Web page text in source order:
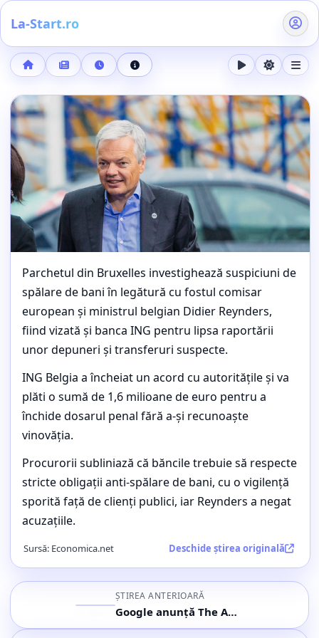
La-Start.ro
Acasă Buletin de știri5 mai 2026, ora 22:27
Detalii știre
Google anunță The Android Show | I/O Edition pentru 12
JUSTIȚIE
Sucursala belgiană ING plătește 1,6
milioane euro pentru ancheta
privind spălarea banilor a fostului
comisar european Didier Reynders
Buletin de știri, cele mai importante subiecte ale orei (5
mai 2026, ora 22:27)
Parchetul din Bruxelles investighează suspiciuni de
spălare de bani în legătură cu fostul comisar
european și ministrul belgian Didier Reynders,
fiind vizată și banca ING pentru lipsa raportării
unor depuneri și transferuri suspecte.
ING Belgia a încheiat un acord cu autoritățile și va
plăti o sumă de 1,6 milioane de euro pentru a
închide dosarul penal fără a-și recunoaște
vinovăția.
Procurorii subliniază că băncile trebuie să respecte
stricte obligații anti-spălare de bani, cu o vigilență
sporită față de clienți publici, iar Reynders a negat
acuzațiile.
Sursă: Economica.net Deschide știrea originală
ȘTIREA ANTERIOARĂ
Google anunță The Android Show | I/O Edition pentru 12 mai 2026 cu lansări majore Android și AI